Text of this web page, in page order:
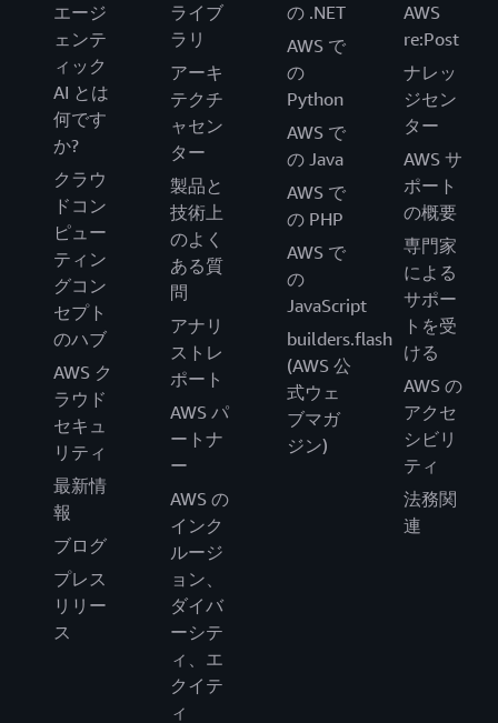
エージ
ェンテ
ィック
AI とは
何です
か?
クラウ
ドコン
ピュー
ティン
グコン
セプト
のハブ
AWS ク
ラウド
セキュ
リティ
最新情
報
ブログ
プレス
リリー
ス
ライブ
ラリ
アーキ
テクチ
ャセン
ター
製品と
技術上
のよく
ある質
問
アナリ
ストレ
ポート
AWS パ
ートナ
ー
AWS の
インク
ルージ
ョン、
ダイバ
ーシテ
ィ、エ
クイテ
ィ
の .NET
AWS で
の
Python
AWS で
の Java
AWS で
の PHP
AWS で
の
JavaScript
builders.flash
(AWS 公
式ウェ
ブマガ
ジン)
AWS
re:Post
ナレッ
ジセン
ター
AWS サ
ポート
の概要
専門家
による
サポー
トを受
ける
AWS の
アクセ
シビリ
ティ
法務関
連